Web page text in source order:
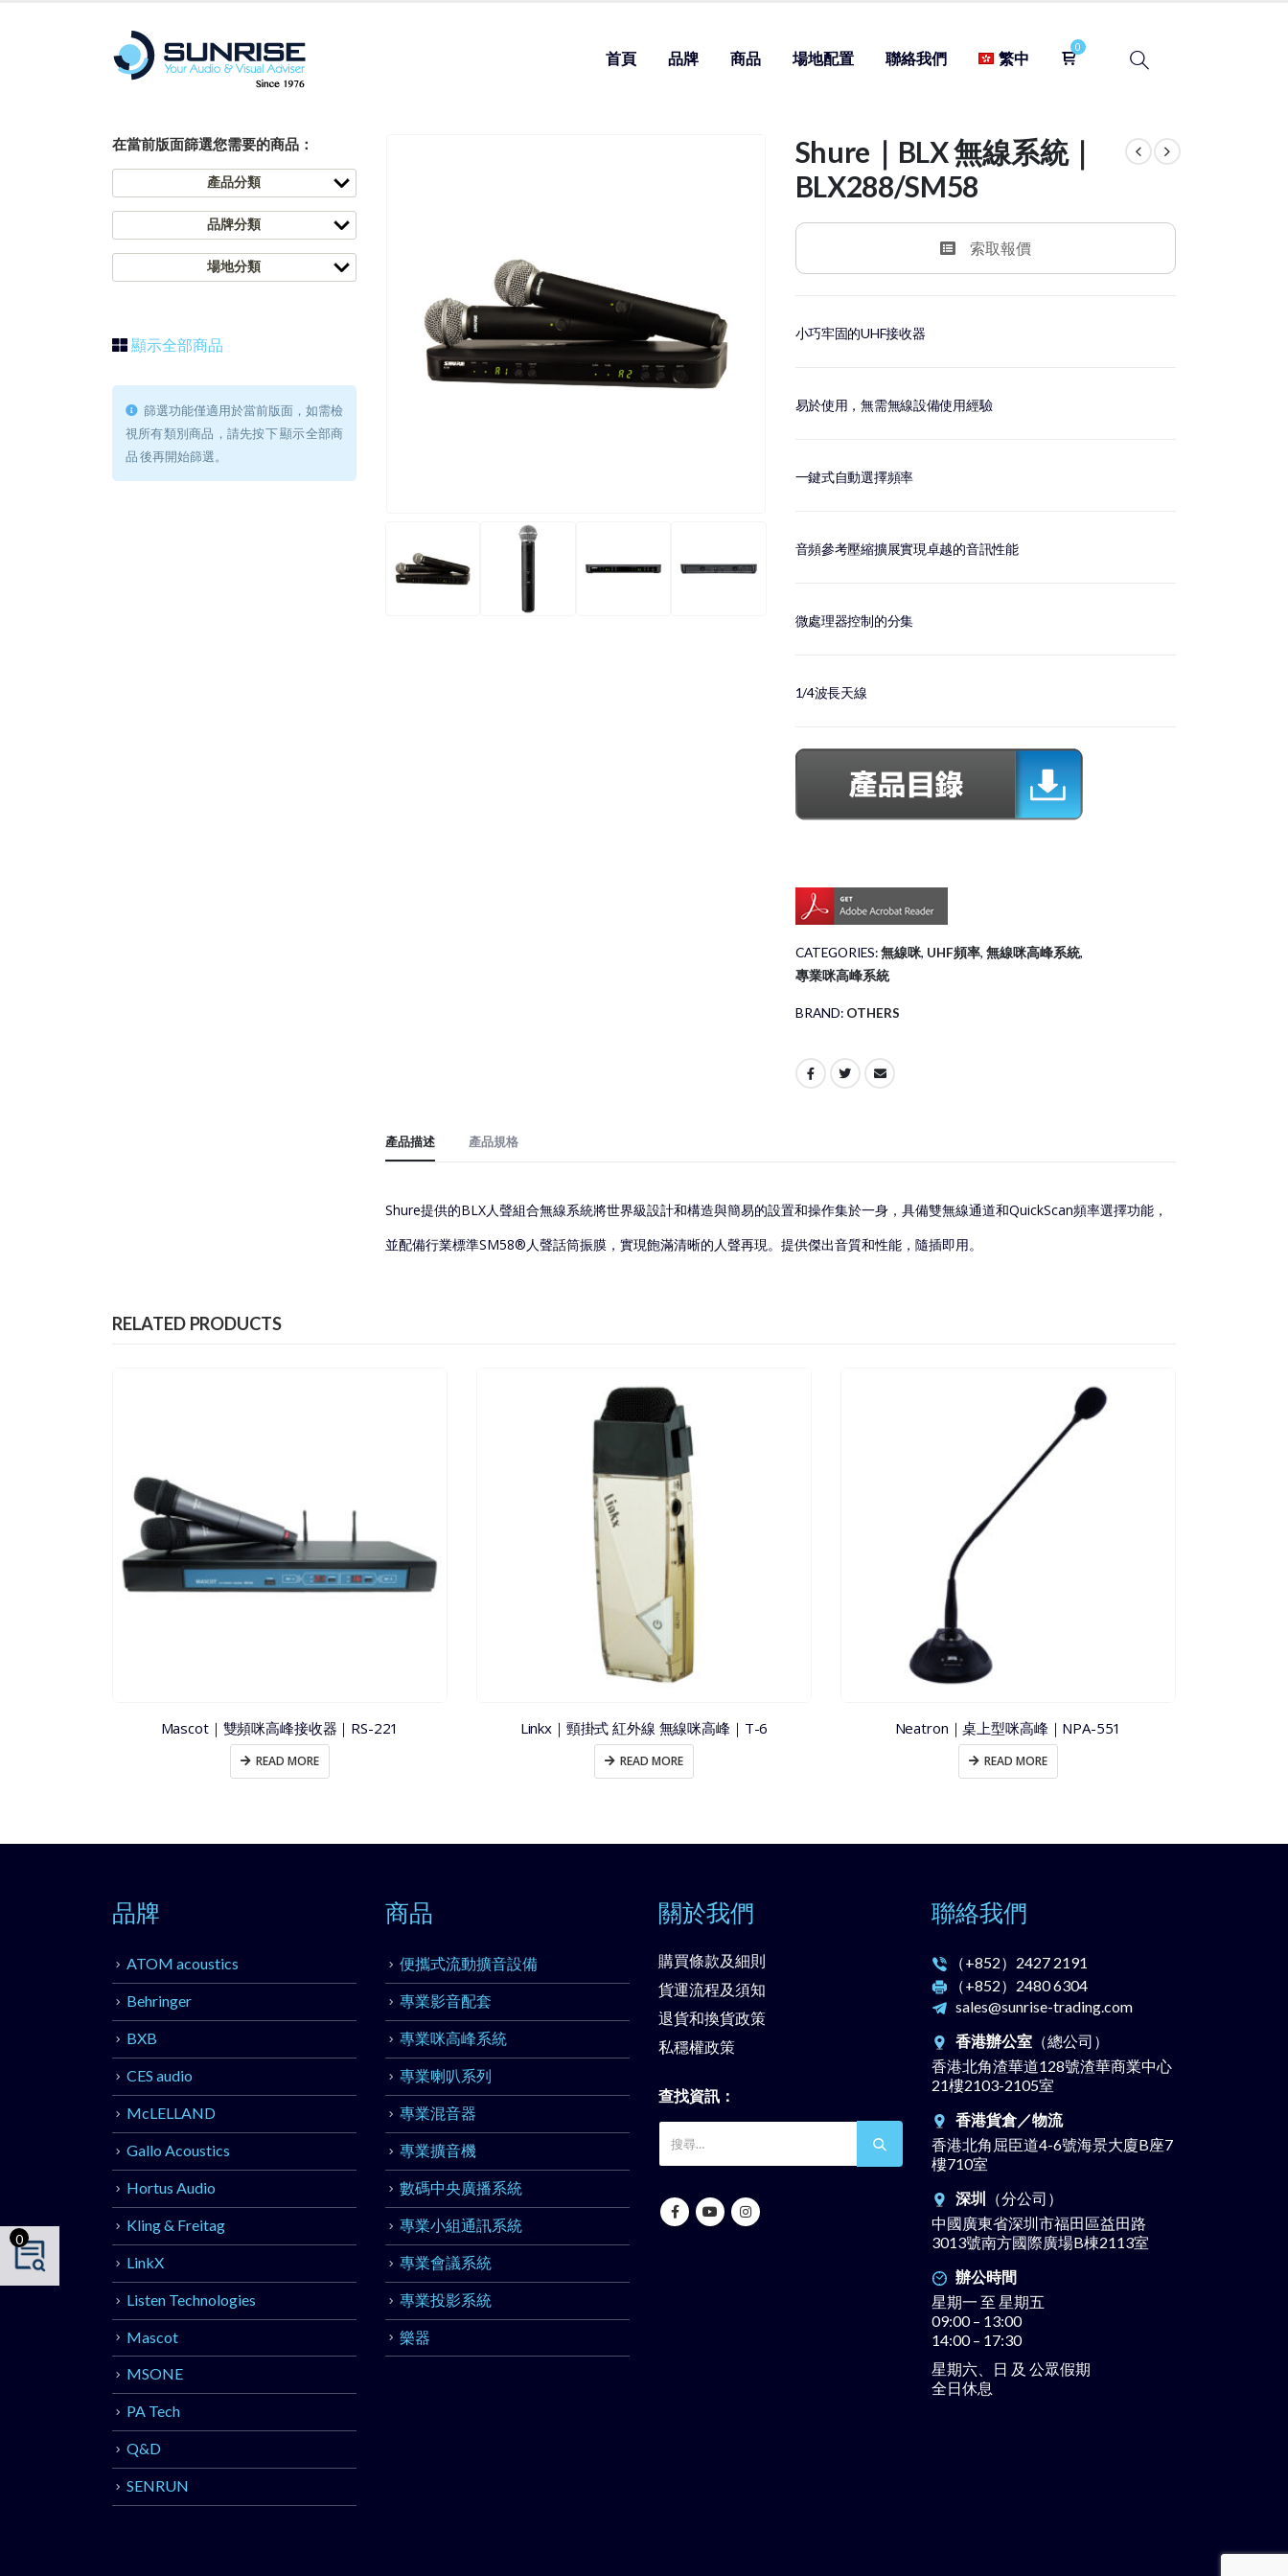
首頁 品牌 商品 場地配置 聯絡我們 繁中
Shure｜BLX 無線系統｜
BLX288/SM58
索取報價
小巧牢固的UHF接收器
易於使用，無需無線設備使用經驗
一鍵式自動選擇頻率
音頻參考壓縮擴展實現卓越的音訊性能
微處理器控制的分集
1/4波長天線
CATEGORIES:無線咪, UHF頻率, 無線咪高峰系統,
專業咪高峰系統
BRAND: OTHERS
產品描述 產品規格
Shure提供的BLX人聲組合無線系統將世界級設計和構造與簡易的設置和操作集於一身，具備雙無線通道和QuickScan頻率選擇功能，
並配備行業標準SM58®人聲話筒振膜，實現飽滿清晰的人聲再現。提供傑出音質和性能，隨插即用。
在當前版面篩選您需要的商品：
產品分類
品牌分類
場地分類
顯示全部商品
篩選功能僅適用於當前版面，如需檢
視所有類別商品，請先按下 顯示全部商
品 後再開始篩選。
RELATED PRODUCTS
Mascot｜雙頻咪高峰接收器｜RS-221
READ MORE
Linkx｜頸掛式 紅外線 無線咪高峰｜T-6
READ MORE
Neatron｜桌上型咪高峰｜NPA-551
READ MORE
品牌
ATOM acoustics
Behringer
BXB
CES audio
McLELLAND
Gallo Acoustics
Hortus Audio
Kling & Freitag
LinkX
Listen Technologies
Mascot
MSONE
PA Tech
Q&D
SENRUN
商品
便攜式流動擴音設備
專業影音配套
專業咪高峰系統
專業喇叭系列
專業混音器
專業擴音機
數碼中央廣播系統
專業小組通訊系統
專業會議系統
專業投影系統
樂器
關於我們
購買條款及細則
貨運流程及須知
退貨和換貨政策
私穩權政策
查找資訊：
聯絡我們
（+852） 2427 2191
（+852） 2480 6304
sales@sunrise-trading.com
香港辦公室 （總公司）
香港北角渣華道128號渣華商業中心
21樓2103-2105室
香港貨倉／物流
香港北角屈臣道4-6號海景大廈B座7
樓710室
深圳 （分公司）
中國廣東省深圳市福田區益田路
3013號南方國際廣場B棟2113室
辦公時間
星期一 至 星期五
09:00 – 13:00
14:00 – 17:30
星期六、日 及 公眾假期
全日休息
0